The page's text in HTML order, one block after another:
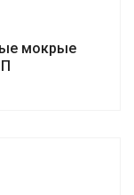
мокрые